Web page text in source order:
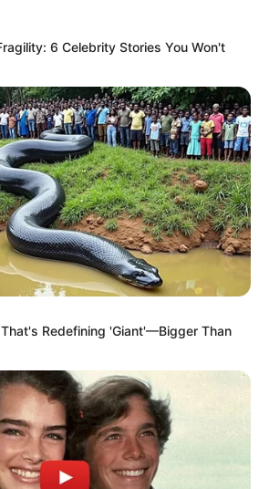
6 Celebrity Stories You Won't
Redefining 'Giant'—Bigger Than